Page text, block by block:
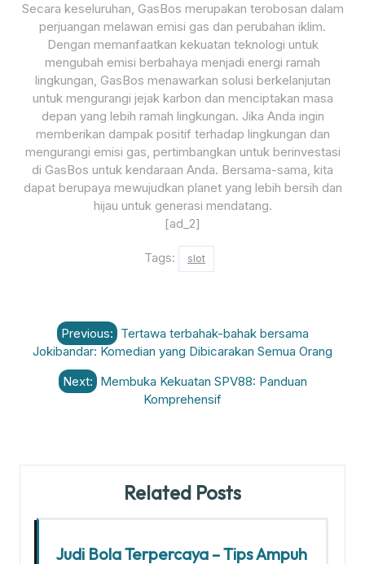
Secara keseluruhan, GasBos merupakan terobosan dalam
perjuangan melawan emisi gas dan perubahan iklim.
Dengan memanfaatkan kekuatan teknologi untuk
mengubah emisi berbahaya menjadi energi ramah
lingkungan, GasBos menawarkan solusi berkelanjutan
untuk mengurangi jejak karbon dan menciptakan masa
depan yang lebih ramah lingkungan. Jika Anda ingin
memberikan dampak positif terhadap lingkungan dan
mengurangi emisi gas, pertimbangkan untuk berinvestasi
di GasBos untuk kendaraan Anda. Bersama-sama, kita
dapat berupaya mewujudkan planet yang lebih bersih dan
hijau untuk generasi mendatang.
[ad_2]
Tags: slot
Post
navigation
Previous: Tertawa terbahak-bahak bersama
Jokibandar: Komedian yang Dibicarakan Semua Orang
Next: Membuka Kekuatan SPV88: Panduan
Komprehensif
Related Posts
Judi Bola Terpercaya – Tips Ampuh